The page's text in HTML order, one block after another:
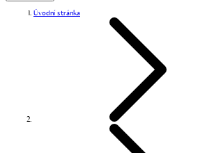
Úvodní stránka